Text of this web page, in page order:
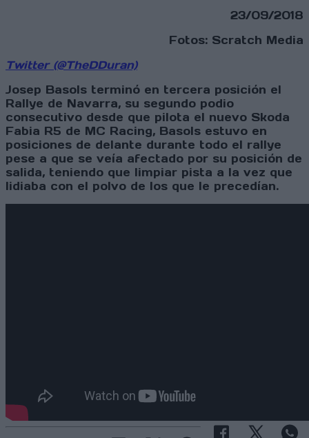
23/09/2018
Fotos: Scratch Media
Twitter (@TheDDuran)
Josep Basols terminó en tercera posición el
Rallye de Navarra, su segundo podio
consecutivo desde que pilota el nuevo Skoda
Fabia R5 de MC Racing, Basols estuvo en
posiciones de delante durante todo el rallye
pese a que se veía afectado por su posición de
salida, teniendo que limpiar pista a la vez que
lidiaba con el polvo de los que le precedían.